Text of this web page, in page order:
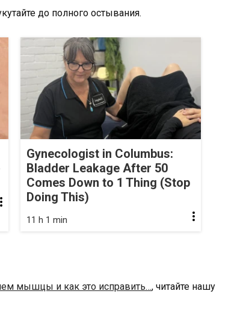
до полного остывания.
Gynecologist in Columbus:
Bladder Leakage After 50
Comes Down to 1 Thing (Stop
Doing This)
11 h 1 min
мышцы и как это исправить…, читайте нашу